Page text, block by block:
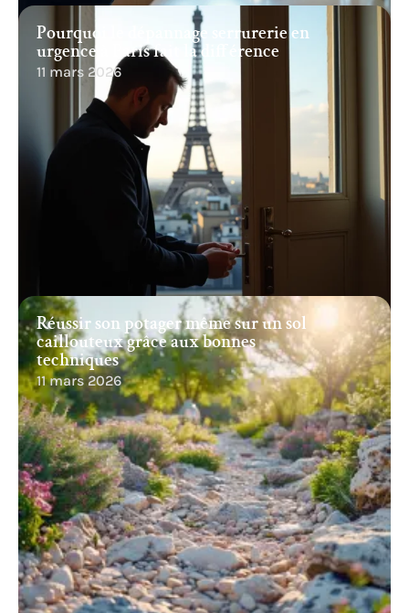
Pourquoi le dépannage serrurerie en
urgence à Paris fait la différence
11 mars 2026
Réussir son potager même sur un sol
caillouteux grâce aux bonnes
techniques
11 mars 2026